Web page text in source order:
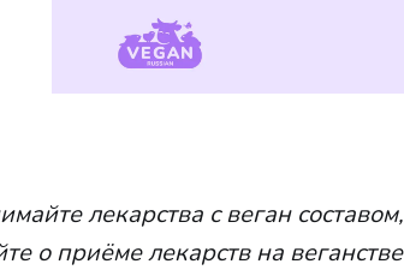
лекарства с веган составом,
о приёме лекарств на веганстве